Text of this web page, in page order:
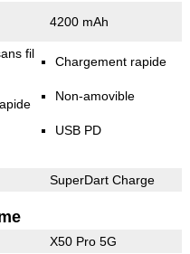
4200 mAh
fil
Chargement rapide
Non-amovible
USB PD
SuperDart Charge
X50 Pro 5G